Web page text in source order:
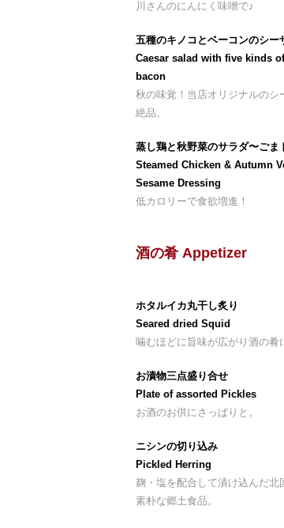
川さんのにんにく味噌で♪
五種のキノコとベーコンのシー
Caesar salad with five kinds
bacon
秋の味覚！当店オリジナルのシ
絶品。
蒸し鶏と秋野菜のサラダ〜ごま
Steamed Chicken & Autumn
Sesame Dressing
低カロリーで食欲増進！
酒の肴 Appetizer
ホタルイカ丸干し炙り
Seared dried Squid
噛むほどに旨味が広がり酒の肴
お漬物三点盛り合せ
Plate of assorted Pickles
お酒のお供にさっぱりと。
ニシンの切り込み
Pickled Herring
麹・塩を配合して漬け込んだ北
素朴な郷土食品。